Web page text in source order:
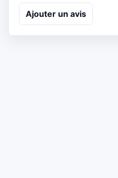
Ajouter un avis